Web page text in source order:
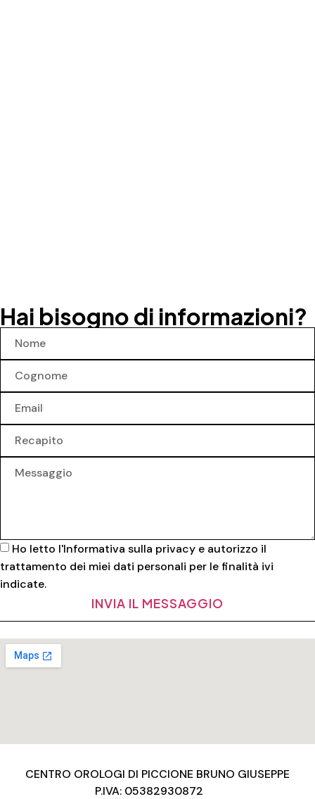
Hai bisogno di informazioni?
Ho letto l'Informativa sulla privacy e autorizzo il
trattamento dei miei dati personali per le finalità ivi
indicate.
INVIA IL MESSAGGIO
CENTRO OROLOGI DI PICCIONE BRUNO GIUSEPPE
P.IVA: 05382930872